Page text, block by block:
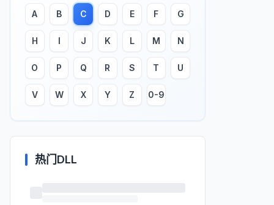
A B C D E F G
H I J K L M N
O P Q R S T U
V W X Y Z 0-9
热门DLL